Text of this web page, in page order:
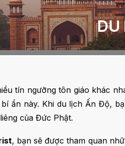
DU
tín ngưỡng tôn giáo khác
ẩn này. Khi du lịch Ấn Độ,
của Đức Phật.
, bạn sẽ được tham quan